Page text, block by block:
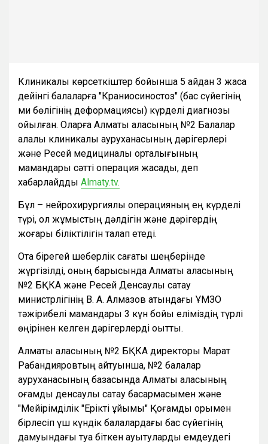
Клиникалық көрсеткіштер бойынша 5 айдан 3 жасқа
дейінгі балаларға "Краниосиностоз" (бас сүйегінің
ми бөлігінің деформациясы) күрделі диагнозы
қойылған. Оларға Алматы қаласының №2 Балалар
қалалық клиникалық ауруханасының дәрігерлері
және Ресей медициналық орталығының
мамандары сәтті операция жасады, деп
хабарлайдды Almaty.tv.
Бұл – нейрохирургиялық операцияның ең күрделі
түрі, ол жұмыстың дәлдігін және дәрігердің
жоғары біліктілігін талап етеді.
Ота бірегей шеберлік сағаты шеңберінде
жүргізілді, оның барысында Алматы қаласының
№2 БҚКА және Ресей Денсаулық сақтау
министрлігінің В. А. Алмазов атындағы ҰМЗО
тәжірибелі мамандары 3 күн бойы еліміздің түрлі
өңірінен келген дәрігерлерді оқытты.
Алматы қаласының №2 БҚКА директоры Марат
Рабандияровтың айтуынша, №2 балалар
ауруханасының базасында Алматы қаласының
қоғамдық денсаулық сақтау басқармасымен және
"Мейірімділік "Ерікті ұйымы" Қоғамдық қорымен
бірлесіп үш күндік балалардағы бас сүйегінің
дамуындағы туа біткен ауытқуларды емдеудегі